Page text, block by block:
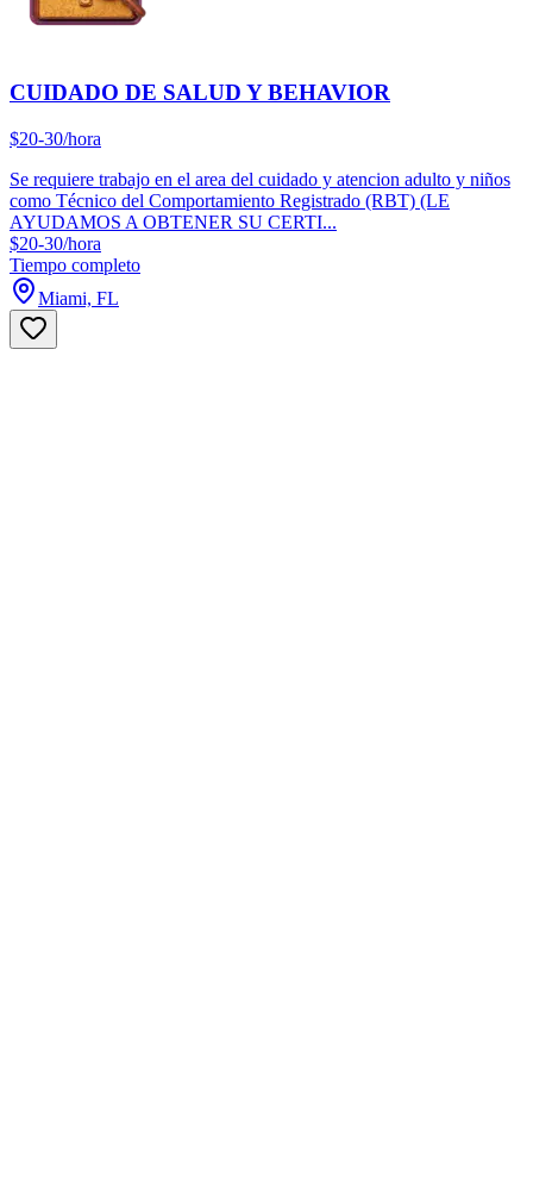
CUIDADO DE SALUD Y BEHAVIOR
$20-30/hora
Se requiere trabajo en el area del cuidado y atencion adulto y niños
como Técnico del Comportamiento Registrado (RBT) (LE
AYUDAMOS A OBTENER SU CERTI...
$20-30/hora
Tiempo completo
Miami, FL